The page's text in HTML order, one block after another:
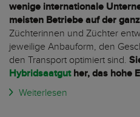
wenige internationale
meisten Betriebe auf der
Züchterinnen und Züchter
jeweilige Anbauform, den
den Transport optimiert sind.
Hybridsaatguther, das hohe
Weiterlesen